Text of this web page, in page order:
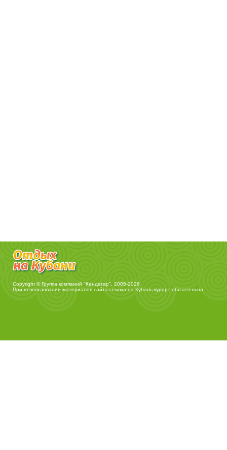
Copyright © Группа компаний "Кандагар", 2005-2026
При использовании материалов сайта ссылка на Кубань курорт обязательна.